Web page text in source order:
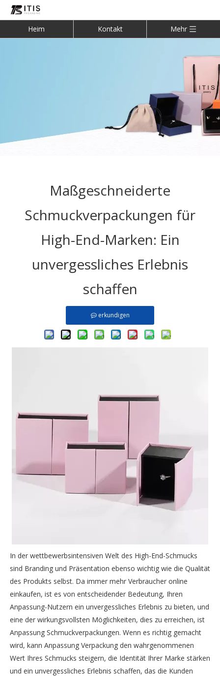
Heim Kontakt Mehr
Maßgeschneiderte
Schmuckverpackungen für
High-End-Marken: Ein
unvergessliches Erlebnis
schaffen
erkundigen
In der wettbewerbsintensiven Welt des High-End-Schmucks
sind Branding und Präsentation ebenso wichtig wie die Qualität
des Produkts selbst. Da immer mehr Verbraucher online
einkaufen, ist es von entscheidender Bedeutung, Ihren
Anpassung-Nutzern ein unvergessliches Erlebnis zu bieten, und
eine der wirkungsvollsten Möglichkeiten, dies zu erreichen, ist
Anpassung Schmuckverpackungen. Wenn es richtig gemacht
wird, kann Anpassung Verpackung den wahrgenommenen
Wert Ihres Schmucks steigern, die Identität Ihrer Marke stärken
und ein unvergessliches Erlebnis schaffen, das die Kunden